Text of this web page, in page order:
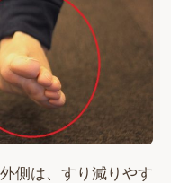
側は、すり減りやす